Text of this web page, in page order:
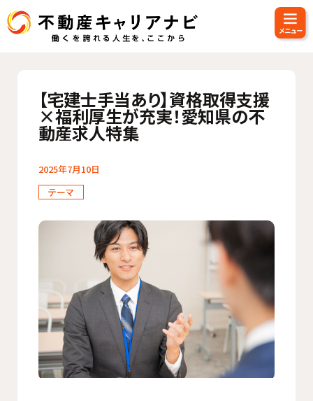
【宅建士手当あり】資格取得支援
×福利厚生が充実！愛知県の不
動産求人特集
2025年7月10日
テーマ